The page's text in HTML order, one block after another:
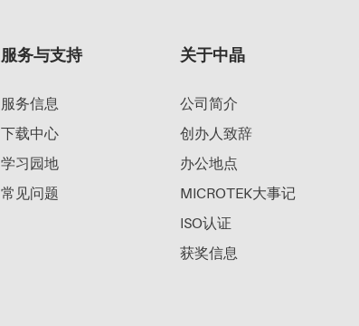
服务与支持
服务信息
下载中心
学习园地
常见问题
关于中晶
公司简介
创办人致辞
办公地点
MICROTEK大事记
ISO认证
获奖信息